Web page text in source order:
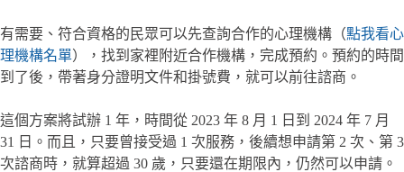
有需要、符合資格的民眾可以先查詢合作的心理機構（點我看心
理機構名單），找到家裡附近合作機構，完成預約。預約的時間
到了後，帶著身分證明文件和掛號費，就可以前往諮商。
這個方案將試辦 1 年，時間從 2023 年 8 月 1 日到 2024 年 7 月
31 日。而且，只要曾接受過 1 次服務，後續想申請第 2 次、第 3
次諮商時，就算超過 30 歲，只要還在期限內，仍然可以申請。